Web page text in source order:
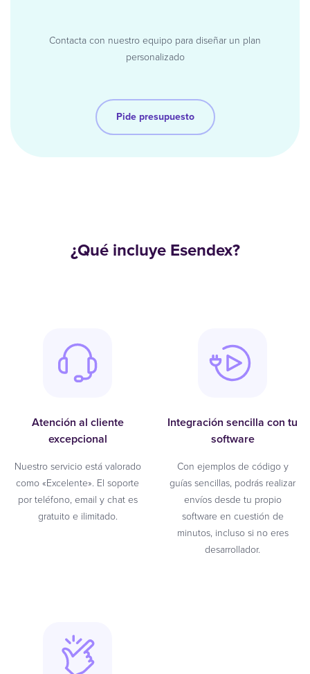
Contacta con nuestro equipo para diseñar un plan
personalizado
Pide presupuesto
¿Qué incluye Esendex?
Atención al cliente
excepcional
Nuestro servicio está valorado
como «Excelente». El soporte
por teléfono, email y chat es
gratuito e ilimitado.
Integración sencilla con tu
software
Con ejemplos de código y
guías sencillas, podrás realizar
envíos desde tu propio
software en cuestión de
minutos, incluso si no eres
desarrollador.